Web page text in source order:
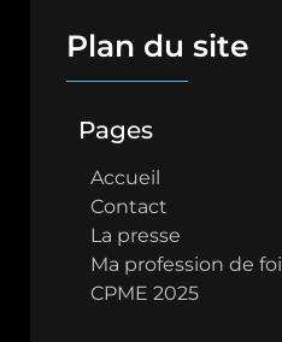
Plan du site
Pages
Accueil
Contact
La presse
Ma profession de foi
CPME 2025